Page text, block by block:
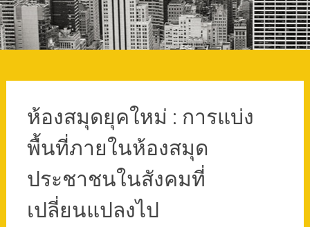
ห้องสมุดยุคใหม่ : การแบ่ง
พื้นที่ภายในห้องสมุด
ประชาชนในสังคมที่
เปลี่ยนแปลงไป